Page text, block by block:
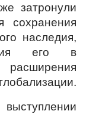
затронули
сохранения
наследия,
его в
расширения